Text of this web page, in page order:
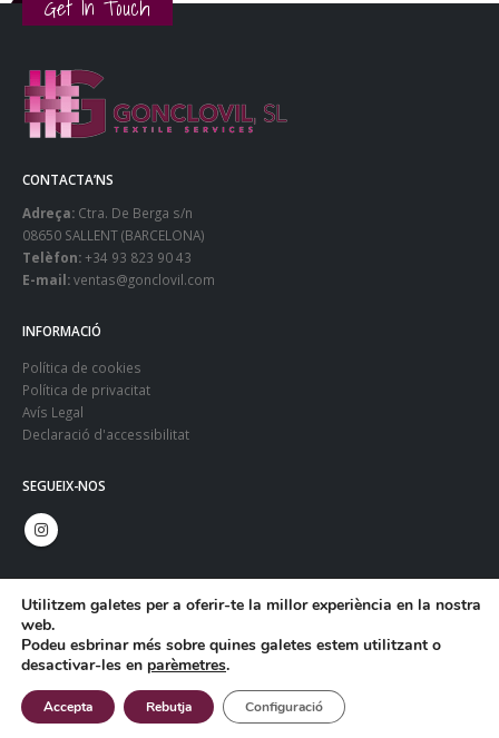
Get In Touch
CONTACTA’NS
Adreça: Ctra. De Berga s/n
08650 SALLENT (BARCELONA)
Telèfon:+34 93 823 90 43
E-mail:ventas@gonclovil.com
INFORMACIÓ
Política de cookies
Política de privacitat
Avís Legal
Declaració d'accessibilitat
SEGUEIX-NOS
© Copyright 2024. Gonclovil - Web:Infoactiva't
Utilitzem galetes per a oferir-te la millor experiència en la nostra
web.
Podeu esbrinar més sobre quines galetes estem utilitzant o
desactivar-les en parèmetres.
Accepta Rebutja Configuració